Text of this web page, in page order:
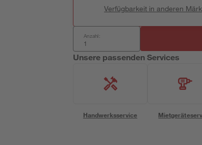
Verfügbarkeit in anderen
Anzahl:
Unsere passenden Services
Handwerksservice